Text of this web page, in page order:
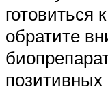
готовиться
обратите
позитивных